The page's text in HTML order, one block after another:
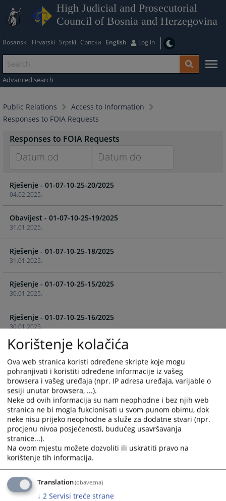
High Judicial and Prosecutorial
Council of Bosnia and Herzegovina
Bosanski Hrvatski Srpski Српски English Log in
Advanced search
Public Relations
Access to Information
Responses to FOIA Requests
Responses to FOIA Requests
forward
to
interact
with
the
calendar
and
select
a
date.
Press
the
question
mark
key
to
get
the
keyboard
shortcuts
for
changing
dates.
forward
interact
with
calendar
and
a
date.
the
question
mark
key
to
get
the
keyboard
shortcuts
for
changing
dates.
04.02.2025.
Rješenje - 01-07-10-25-20/2025
31.01.2025.
Obavijest - 01-07-10-25-19/2025
31.01.2025.
Rješenje - 01-07-10-25-18/2025
30.01.2025.
Rješenje - 01-07-10-25-15/2025
30.01.2025.
Rješenje - 01-07-10-25-16/2025
27.01.2025.
Rješenje - 01-07-10-25-12/2025
15.01.2025.
Rješenje - 01-07-10-25-5/2025
07.01.2025.
Rješenje - 01-07-10-25-2/2025
30.12.2024.
Rješenje - 01-07-10-51-296/2024
27.12.2024.
Rješenje - 01-07-10-51-295/2024
Korištenje kolačića
Ova web stranica koristi određene skripte koje mogu
pohranjivati i koristiti određene informacije iz vašeg
browsera i vašeg uređaja (npr. IP adresa uređaja, varijable o
sesiji unutar browsera, ...).
Neke od ovih informacija su nam neophodne i bez njih web
stranica ne bi mogla fukcionisati u svom punom obimu, dok
neke nisu prijeko neophodne a služe za dodatne stvari (npr.
procjenu nivoa posjećenosti, budućeg usavršavanja
stranice...).
Na ovom mjestu možete dozvoliti ili uskratiti pravo na
korištenje tih informacija.
Translation(obavezna)
↓ 2 Servisi treće strane